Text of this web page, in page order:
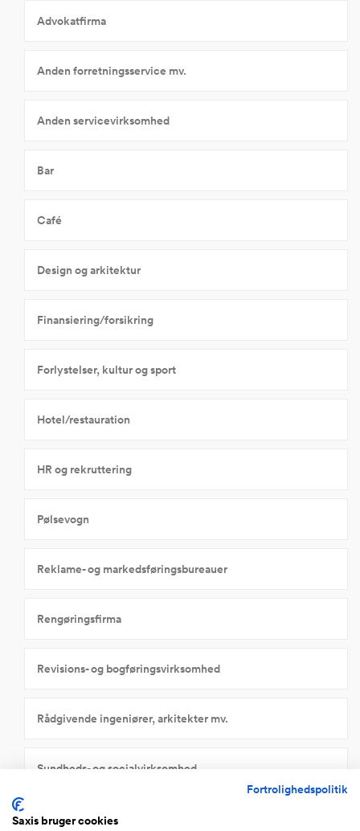
Advokatfirma
Anden forretningsservice mv.
Anden servicevirksomhed
Bar
Café
Design og arkitektur
Finansiering/forsikring
Forlystelser, kultur og sport
Hotel/restauration
HR og rekruttering
Pølsevogn
Reklame- og markedsføringsbureauer
Rengøringsfirma
Revisions- og bogføringsvirksomhed
Rådgivende ingeniører, arkitekter mv.
Sundheds- og socialvirksomhed
Transport, rejsebureau, post/telekommunikation
Fortrolighedspolitik
Saxis bruger cookies